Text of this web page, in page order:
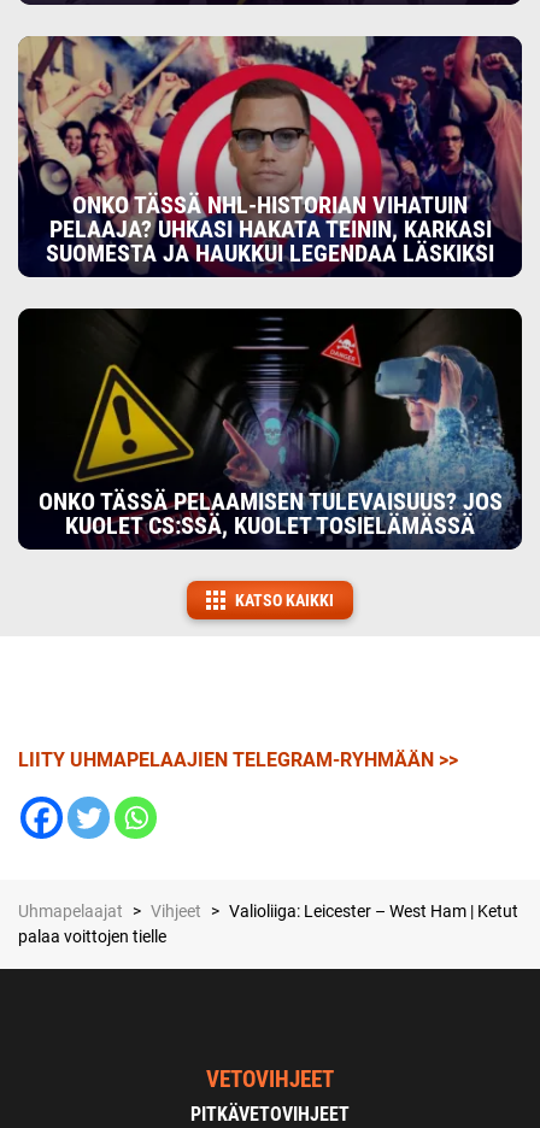
ONKO TÄSSÄ NHL-HISTORIAN VIHATUIN
PELAAJA? UHKASI HAKATA TEININ, KARKASI
SUOMESTA JA HAUKKUI LEGENDAA LÄSKIKSI
ONKO TÄSSÄ PELAAMISEN TULEVAISUUS? JOS
KUOLET CS:SSÄ, KUOLET TOSIELÄMÄSSÄ
KATSO KAIKKI
LIITY UHMAPELAAJIEN TELEGRAM-RYHMÄÄN >>
Uhmapelaajat > Vihjeet > Valioliiga: Leicester – West Ham | Ketut
palaa voittojen tielle
VETOVIHJEET
PITKÄVETOVIHJEET